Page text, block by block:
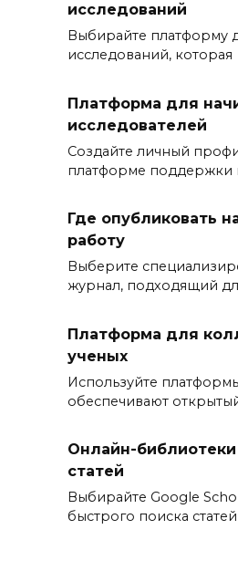
исследований
Выбирайте платформу
исследований, которая
Платформа для
исследователей
Создайте личный
платформе поддержки
Где опубликовать
работу
Выберите
журнал, подходящий
Платформа для
ученых
Используйте
обеспечивают
Онлайн-
статей
Выбирайте Google
быстрого поиска статей